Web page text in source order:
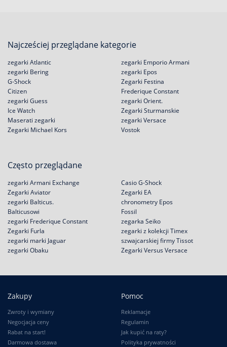
Najcześciej przeglądane kategorie
zegarki Atlantic
zegarki Bering
G-Shock
Citizen
zegarki Emporio Armani
zegarki Epos
Zegarki Festina
Frederique Constant
zegarki Guess
Ice Watch
Maserati zegarki
Zegarki Michael Kors
zegarki Orient.
Zegarki Sturmanskie
zegarki Versace
Vostok
Często przeglądane
zegarki Armani Exchange
Zegarki Aviator
zegarki Balticus.
Balticusowi
Casio G-Shock
Zegarki EA
chronometry Epos
Fossil
zegarki Frederique Constant
Zegarki Furla
zegarki marki Jaguar
zegarki Obaku
zegarka Seiko
zegarki z kolekcji Timex
szwajcarskiej firmy Tissot
Zegarki Versus Versace
Zakupy
Zwroty i wymiany
Negocjacja ceny
Rabat na start!
Darmowa dostawa
Pomoc
Reklamacje
Regulamin
Jak kupić na raty?
Polityka prywatności